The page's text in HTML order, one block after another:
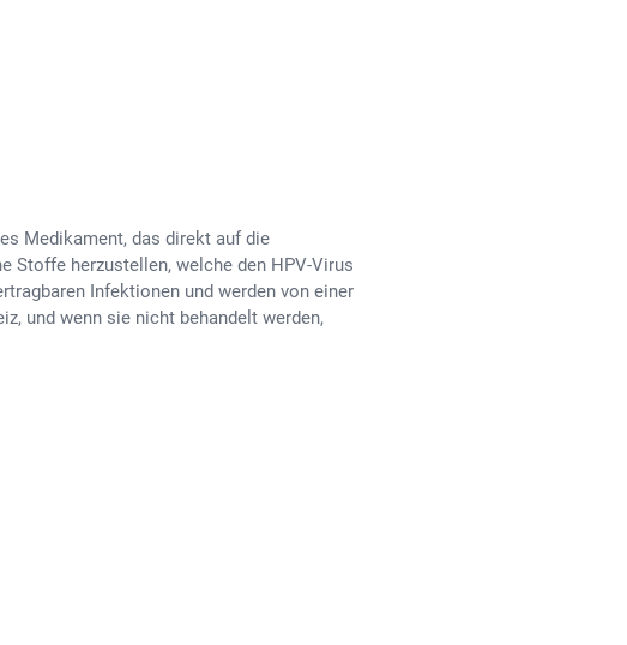
Medikament, das direkt auf die
Stoffe herzustellen, welche den HPV-Virus
Infektionen und werden von einer
und wenn sie nicht behandelt werden,